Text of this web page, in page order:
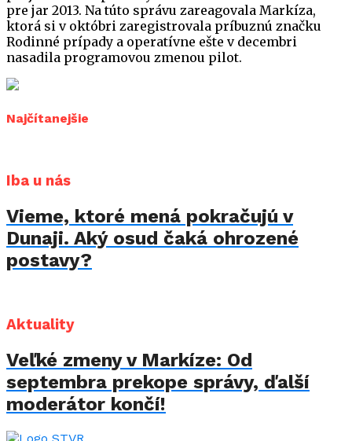
pre jar 2013. Na túto správu zareagovala Markíza,
ktorá si v októbri zaregistrovala príbuznú značku
Rodinné prípady a operatívne ešte v decembri
nasadila programovou zmenou pilot.
Najčítanejšie
Iba u nás
Vieme, ktoré mená pokračujú v
Dunaji. Aký osud čaká ohrozené
postavy?
Aktuality
Veľké zmeny v Markíze: Od
septembra prekope správy, ďalší
moderátor končí!